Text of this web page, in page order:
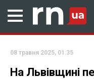
08 травня 2025, 01:35
На Львівщині